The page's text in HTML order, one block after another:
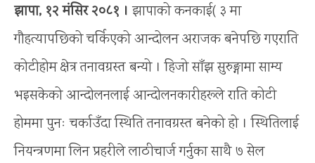
झापा, १२ मंसिर २०८१ । झापाको कनकाई( ३ मा
गौहत्यापछिको चर्किएको आन्दोलन अराजक बनेपछि गएराति
कोटीहोम क्षेत्र तनावग्रस्त बन्यो । हिजो साँझ सुरुङ्गामा साम्य
भइसकेको आन्दोलनलाई आन्दोलनकारीहरूले राति कोटी
होममा पुनः चर्काउँदा स्थिति तनावग्रस्त बनेको हो । स्थितिलाई
नियन्त्रणमा लिन प्रहरीले लाठीचार्ज गर्नुका साथै ७ सेल